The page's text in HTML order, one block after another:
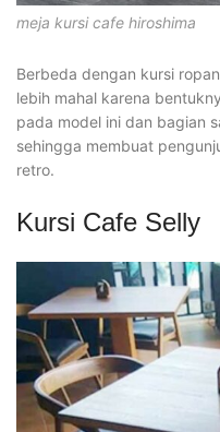
meja kursi cafe hiroshima
Berbeda dengan kursi
lebih mahal karena
pada model ini dan bagian
sehingga membuat
retro.
Kursi Cafe Selly